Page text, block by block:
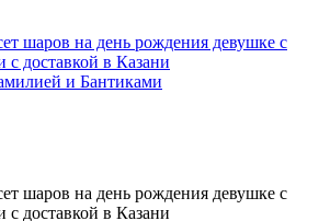
и Бантиками